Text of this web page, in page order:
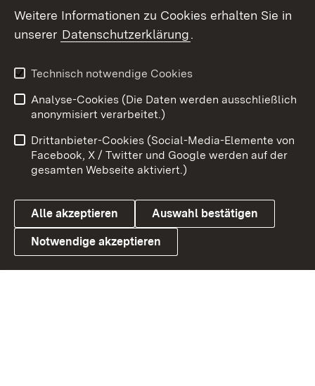
Social Wall
X / Twitter
Youtube
Link zum Landesportal
Benutzungshinweise
Barrierefreiheit
Datenschutz
Cookies
Weitere Informationen zu Cookies erhalten Sie in
unserer Datenschutzerklärung.
Technisch notwendige Cookies
Analyse-Cookies (Die Daten werden ausschließlich
anonymisiert verarbeitet.)
Drittanbieter-Cookies (Social-Media-Elemente von
Facebook, X / Twitter und Google werden auf der
gesamten Webseite aktiviert.)
Alle akzeptieren Auswahl bestätigen
Notwendige akzeptieren